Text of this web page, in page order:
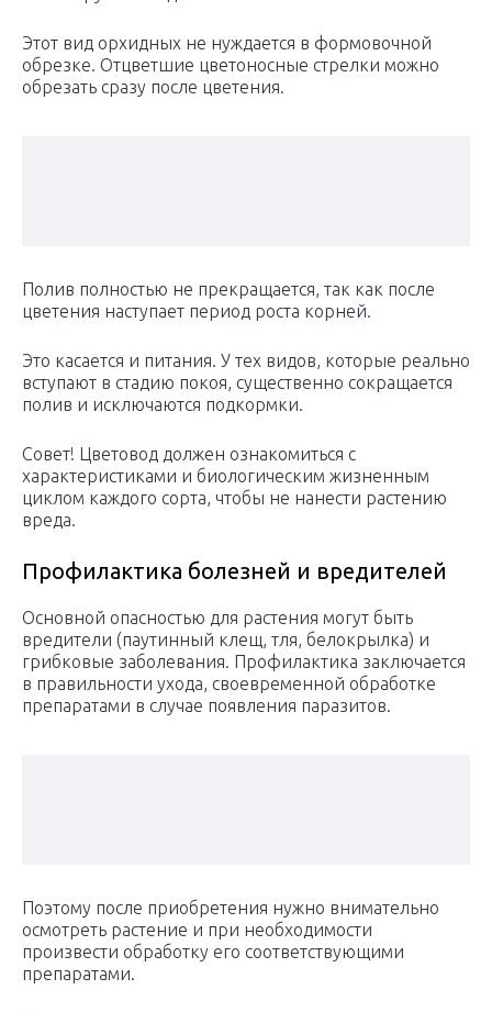
Этот вид орхидных не нуждается в формовочной
обрезке. Отцветшие цветоносные стрелки можно
обрезать сразу после цветения.
Полив полностью не прекращается, так как после
цветения наступает период роста корней.
Это касается и питания. У тех видов, которые реально
вступают в стадию покоя, существенно сокращается
полив и исключаются подкормки.
Совет! Цветовод должен ознакомиться с
характеристиками и биологическим жизненным
циклом каждого сорта, чтобы не нанести растению
вреда.
Профилактика болезней и вредителей
Основной опасностью для растения могут быть
вредители (паутинный клещ, тля, белокрылка) и
грибковые заболевания. Профилактика заключается
в правильности ухода, своевременной обработке
препаратами в случае появления паразитов.
Поэтому после приобретения нужно внимательно
осмотреть растение и при необходимости
произвести обработку его соответствующими
препаратами.